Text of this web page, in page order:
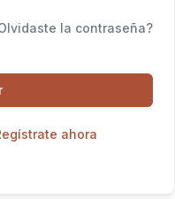
la contraseña?
ahora